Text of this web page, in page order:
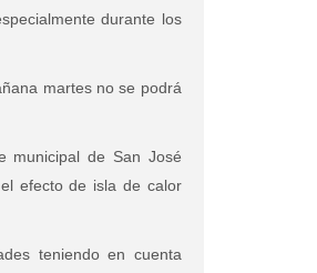
durante los
martes no se podrá
municipal de San José
efecto de isla de calor
teniendo en cuenta